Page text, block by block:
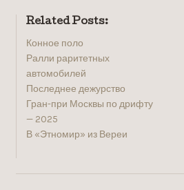
Related Posts:
Конное поло
Ралли раритетных
автомобилей
Последнее дежурство
Гран-при Москвы по дрифту
— 2025
В «Этномир» из Вереи